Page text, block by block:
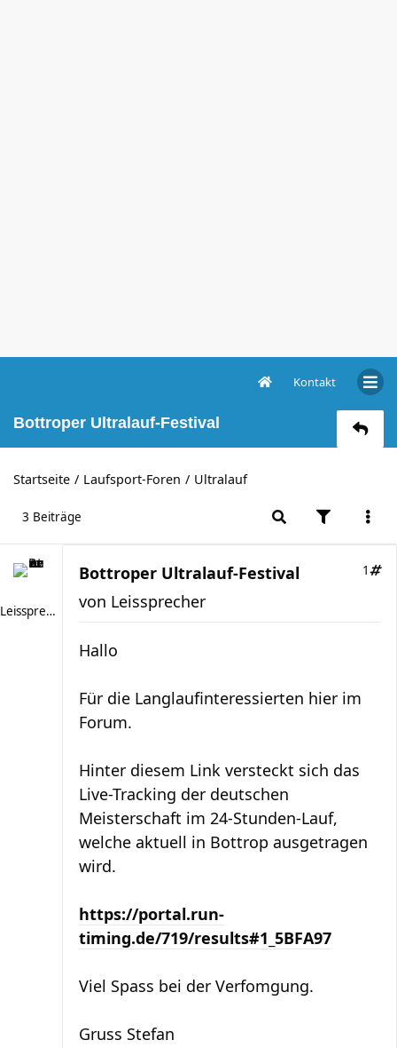
Kontakt
Bottroper Ultralauf-Festival
Startseite Laufsport-Foren Ultralauf
3 Beiträge
Leissprecher
Bottroper Ultralauf-Festival 1
von Leissprecher
Hallo
Für die Langlaufinteressierten hier im
Forum.
Hinter diesem Link versteckt sich das
Live-Tracking der deutschen
Meisterschaft im 24-Stunden-Lauf,
welche aktuell in Bottrop ausgetragen
wird.
https://portal.run-
timing.de/719/results#1_5BFA97
Viel Spass bei der Verfomgung.
Gruss Stefan